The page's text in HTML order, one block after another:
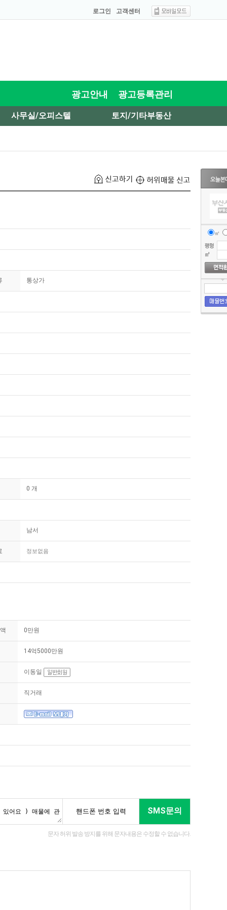
로그인 고객센터
㎡
광고안내 광고등록관리
사무실/오피스텔 토지/기타부동산
통상가
0 개
남서
정보없음
0만원
14억5000만원
이동일
직거래
SMS문의
문자 허위 발송 방지를 위해 문자내용은 수정할 수 없습니다.